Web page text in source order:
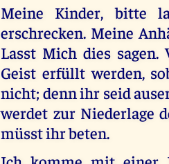
Meine Kinder, bitte
erschrecken. Meine
Lasst Mich dies
Geist erfüllt werden,
nicht; denn ihr seid
werdet zur Niederlage
müsst ihr beten.